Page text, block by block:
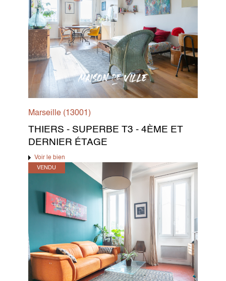
Marseille (13001)
THIERS - SUPERBE T3 - 4ÈME ET
DERNIER ÉTAGE
Voir le bien
VENDU